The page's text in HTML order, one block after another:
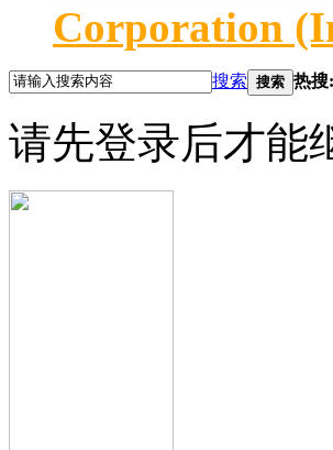
Corporation
搜索 搜索 热搜:
请先登录后才能